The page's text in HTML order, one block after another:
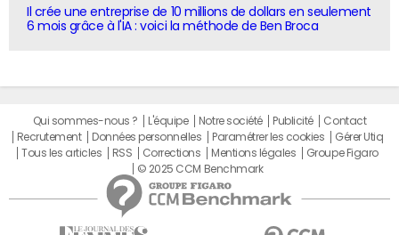
Il crée une entreprise de 10 millions de dollars en seulement
6 mois grâce à l'IA : voici la méthode de Ben Broca
Qui sommes-nous ? L'équipe Notre société Publicité
Contact
Recrutement
Données personnelles Paramétrer les cookies
Gérer Utiq
Tous les articles
RSS Corrections Mentions légales
Groupe Figaro
© 2025 CCM Benchmark